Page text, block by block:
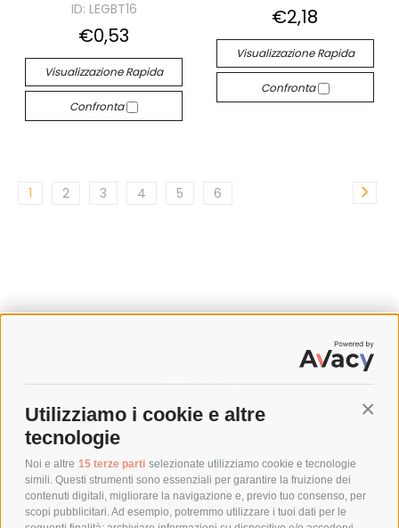
Utilizziamo i cookie e altre
tecnologie
Noi e altre 15 terze parti selezionate utilizziamo cookie e tecnologie
simili. Questi strumenti sono essenziali per garantire la fruizione dei
contenuti digitali, migliorare la navigazione e, previo tuo consenso, per
scopi pubblicitari. Ad esempio, potremmo utilizzare i tuoi dati per le
ID: LEGBT16
€0,53
Visualizzazione Rapida
Confronta
€2,18
Visualizzazione Rapida
Confronta
1 2 3 4 5 6
SPEDIZIONI
COSTI DI SPEDIZIONE
POLITICA DI RESO